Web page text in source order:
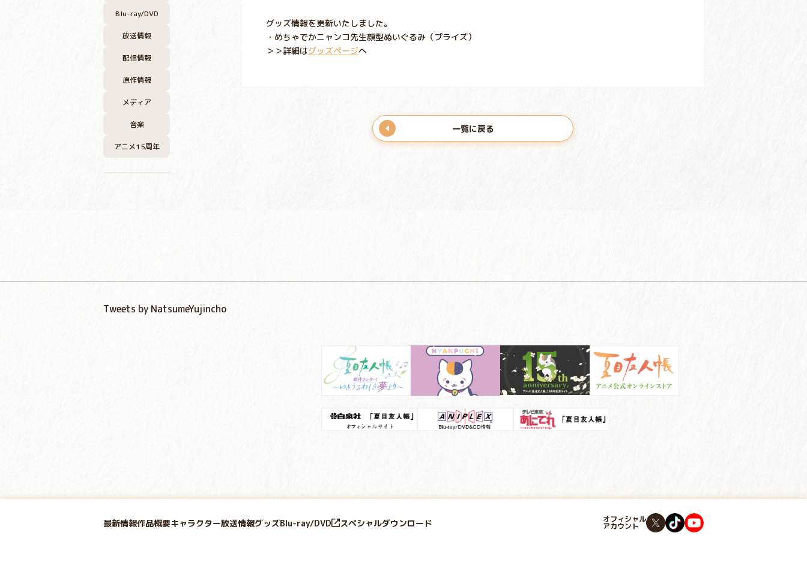
Blu-ray/DVD
放送情報
配信情報
原作情報
メディア
音楽
アニメ15周年
グッズ情報を更新いたしました。
・めちゃでかニャンコ先生顔型ぬいぐるみ（プライズ）
＞＞詳細はグッズページへ
一覧に戻る
Tweets by NatsumeYujincho
最新情報作品概要キャラクター放送情報グッズBlu-ray/DVD スペシャルダウンロード オフィシャル
アカウント